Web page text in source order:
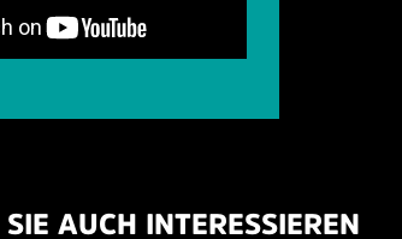
AUCH INTERESSIEREN